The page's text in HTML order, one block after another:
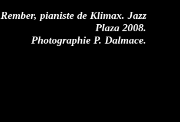
Rember, pianiste de Klimax. Jazz
Plaza 2008.
Photographie P. Dalmace.